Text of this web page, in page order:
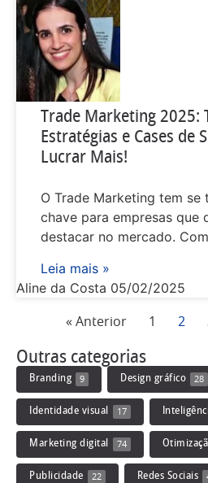
Trade Marketing 2025:
Estratégias e Cases de
Lucrar Mais!
O Trade Marketing tem
chave para empresas que
destacar no mercado.
Leia mais »
Aline da Costa 05/02/2025
« Anterior 1 2
Outras categorias
Branding 9 Design gráfico 28
Identidade visual 17
Marketing digital 74
Publicidade 22 Redes Sociais